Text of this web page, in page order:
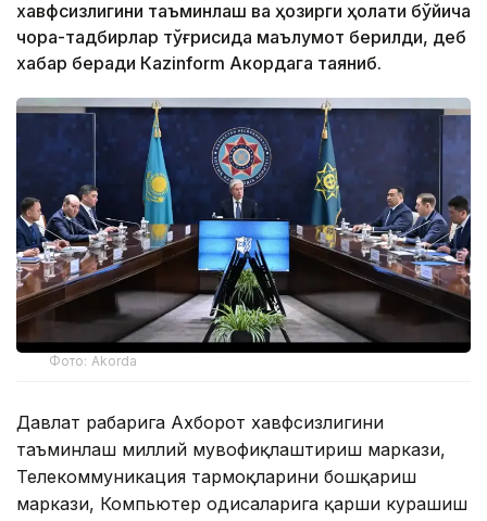
хавфсизлигини таъминлаш ва ҳозирги ҳолати бўйича
чора-тадбирлар тўғрисида маълумот берилди, деб
хабар беради Каzinform Акордага таяниб.
Фото: Akorda
Давлат раҳбарига Ахборот хавфсизлигини
таъминлаш миллий мувофиқлаштириш маркази,
Телекоммуникация тармоқларини бошқариш
маркази, Компьютер ҳодисаларига қарши курашиш